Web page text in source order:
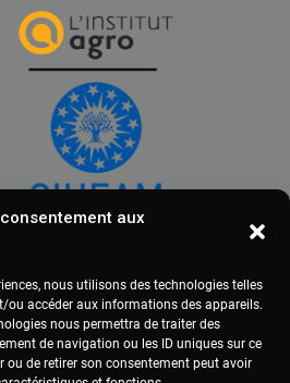
aux
nous utilisons des technologies telles
ou accéder aux informations des appareils.
nous permettra de traiter des
de navigation ou les ID uniques sur ce
ou de retirer son consentement peut avoir